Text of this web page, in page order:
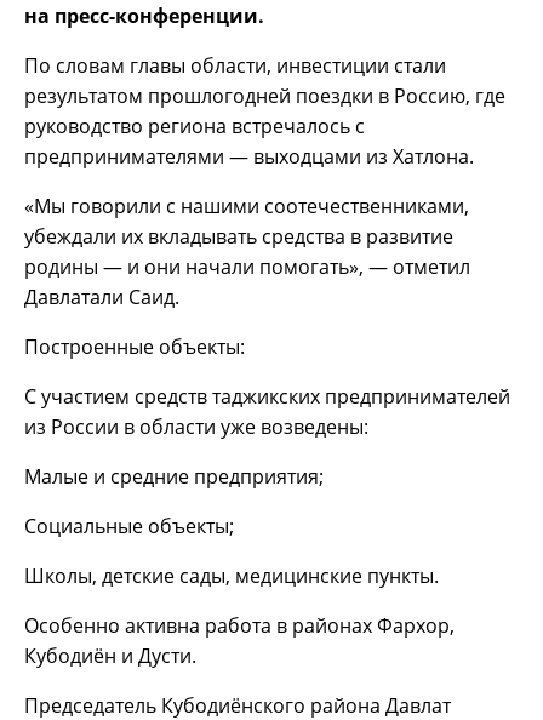
на пресс-конференции.
По словам главы области, инвестиции стали
результатом прошлогодней поездки в Россию, где
руководство региона встречалось с
предпринимателями — выходцами из Хатлона.
«Мы говорили с нашими соотечественниками,
убеждали их вкладывать средства в развитие
родины — и они начали помогать», — отметил
Давлатали Саид.
Построенные объекты:
С участием средств таджикских предпринимателей
из России в области уже возведены:
Малые и средние предприятия;
Социальные объекты;
Школы, детские сады, медицинские пункты.
Особенно активна работа в районах Фархор,
Кубодиён и Дусти.
Председатель Кубодиёнского района Давлат